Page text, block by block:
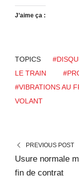
J’aime ça :
TOPICS
LE TRAIN
#VIBRATIONS AU
VOLANT
PREVIOUS POST
Usure normale
fin de contrat